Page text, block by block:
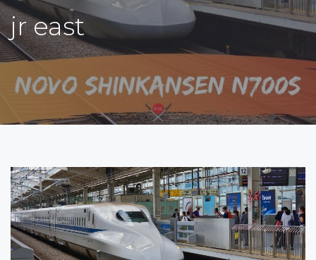
jr east